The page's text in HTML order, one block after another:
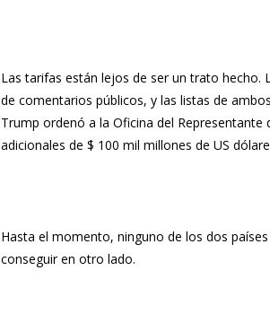
Las tarifas están lejos de ser un trato hecho.
de comentarios públicos, y las listas de
Trump ordenó a la Oficina del
adicionales de $ 100 mil millones de US
Hasta el momento, ninguno de los dos
conseguir en otro lado.